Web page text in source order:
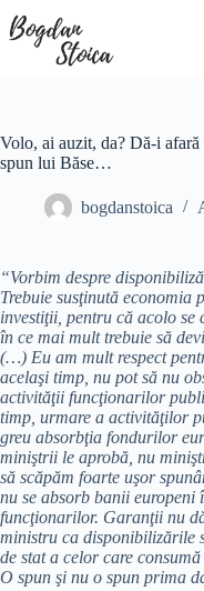
to
content
Volo, ai auzit, da? Dă-i
spun lui Băse…
bogdanstoica
“Vorbim despre
Trebuie susţinută economia
investiţii, pentru că acolo se
în ce mai mult trebuie să
(…) Eu am mult respect
acelaşi timp, nu pot să nu
activităţii funcţionarilor
timp, urmare a activităţilor
greu absorbţia fondurilor
miniştrii le aprobă, nu
să scăpăm foarte uşor
nu se absorb banii
funcţionarilor. Garanţii nu
ministru ca disponibilizările
de stat a celor care
O spun şi nu o spun prima